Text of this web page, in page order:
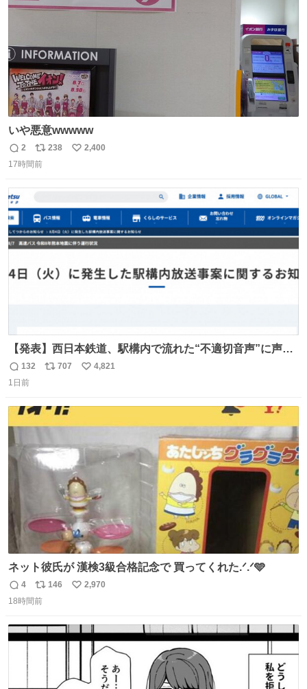
いや悪意wwwww
返
信
2
リ
ポ
数
238
い
2,400
17時間前
【発表】西日本鉄道、駅構内で流れた“不適切音声”に声明
「被害届も検討」 news.livedoor.com/article/detail… 4日
に西鉄福岡（天神）駅および薬院駅で発生した駅構内放送
送設備に外部から不正に音声が流された可能性も含めて確
認を実施」と説明した。
返
信
132
リ
数
707
い
4,821
1日前
ネット彼氏が 漢検3級合格記念で 買ってくれた.ᐟ.ᐟ🩵
返
信
4
リ
ポ
ト
146
い
数
2,970
18時間前